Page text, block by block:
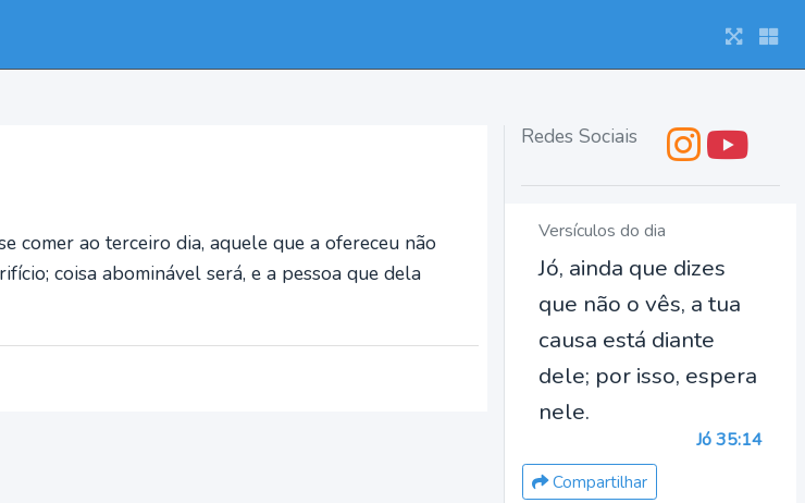
comer ao terceiro dia, aquele que a ofereceu não
coisa abominável será, e a pessoa que dela
Redes Sociais
Versículos do dia
Jó, ainda que dizes
que não o vês, a tua
causa está diante
dele; por isso, espera
nele.
Jó 35:14
Compartilhar